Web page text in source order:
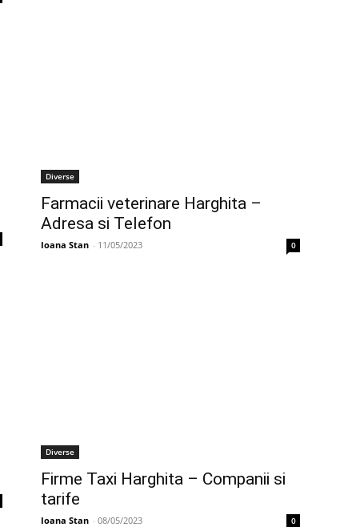
Diverse
Farmacii veterinare Harghita –
Adresa si Telefon
Ioana Stan - 11/05/2023 0
Diverse
Firme Taxi Harghita – Companii si
tarife
Ioana Stan - 08/05/2023 0